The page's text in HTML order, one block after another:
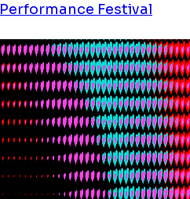
Performance Festival